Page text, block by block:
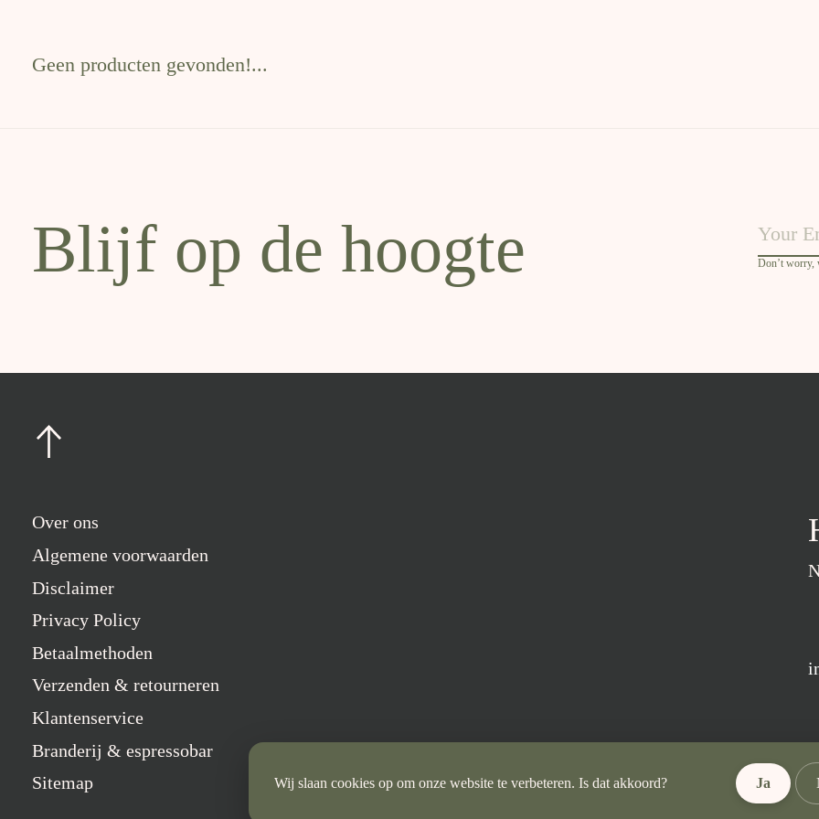
Geen producten gevonden!...
Blijf op de hoogte Don’t worry,
Over ons
Algemene voorwaarden
Disclaimer
Privacy Policy
Betaalmethoden
Verzenden & retourneren
Klantenservice
Branderij & espressobar
Sitemap
Wij slaan cookies op om onze website te verbeteren. Is dat akkoord? Ja